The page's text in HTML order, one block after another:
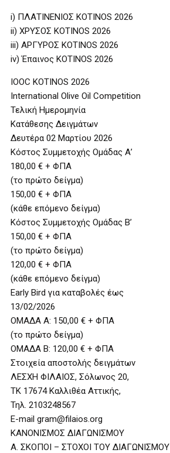
i) ΠΛΑΤΙΝΕΝΙΟΣ ΚΟΤΙΝΟS 2026
ii) ΧΡΥΣΟΣ ΚΟΤΙΝΟS 2026
iii) ΑΡΓΥΡΟΣ ΚΟΤΙΝΟS 2026
iv) Έπαινος KOTINOS 2026
IOOC KOTINOS 2026
International Olive Oil Competition
Τελική Ημερομηνία
Κατάθεσης Δειγμάτων
Δευτέρα 02 Μαρτίου 2026
Κόστος Συμμετοχής Ομάδας Α’
180,00 € + ΦΠΑ
(το πρώτο δείγμα)
150,00 € + ΦΠΑ
(κάθε επόμενο δείγμα)
Κόστος Συμμετοχής Ομάδας Β’
150,00 € + ΦΠΑ
(το πρώτο δείγμα)
120,00 € + ΦΠΑ
(κάθε επόμενο δείγμα)
Early Bird για καταβολές έως
13/02/2026
ΟΜΑΔΑ Α: 150,00 € + ΦΠΑ
(το πρώτο δείγμα)
ΟΜΑΔΑ Β: 120,00 € + ΦΠΑ
Στοιχεία αποστολής δειγμάτων
ΛΕΣΧΗ ΦΙΛΑΙΟΣ, Σόλωνος 20,
ΤΚ 17674 Καλλιθέα Αττικής,
Τηλ. 2103248567
Ε-mail gram@filaios.org
ΚΑΝΟΝΙΣΜΟΣ ΔΙΑΓΩΝΙΣΜΟΥ
Α. ΣΚΟΠΟΙ – ΣΤΟΧΟΙ ΤΟΥ ΔΙΑΓΩΝΙΣΜΟΥ